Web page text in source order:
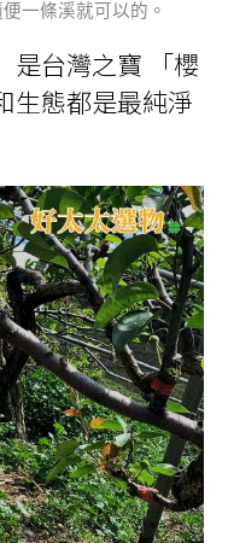
一條溪就可以的。
是台灣之寶 「櫻
生態都是最純淨